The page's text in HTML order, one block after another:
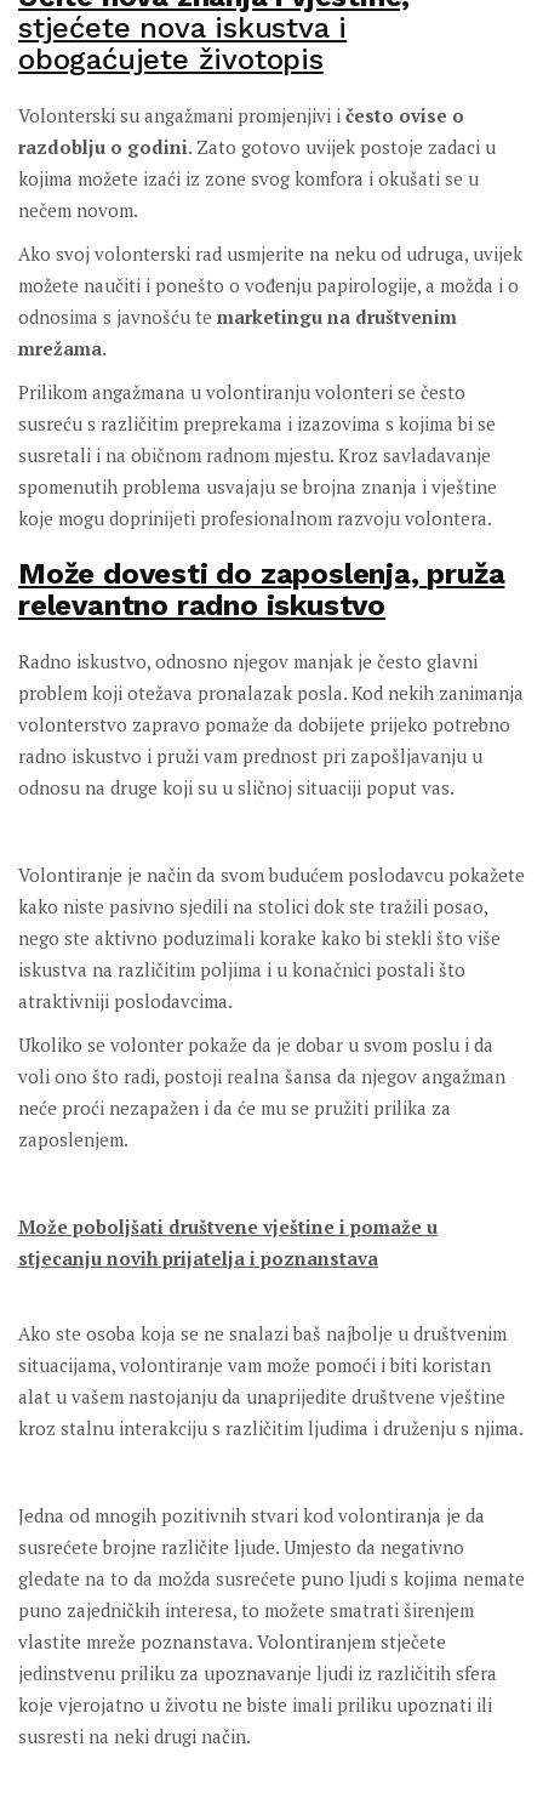
stjećete nova iskustva i
obogaćujete životopis
Volonterski su angažmani promjenjivi i često ovise o
razdoblju o godini. Zato gotovo uvijek postoje zadaci u
kojima možete izaći iz zone svog komfora i okušati se u
nečem novom.
Ako svoj volonterski rad usmjerite na neku od udruga, uvijek
možete naučiti i ponešto o vođenju papirologije, a možda i o
odnosima s javnošću te marketingu na društvenim
mrežama.
Prilikom angažmana u volontiranju volonteri se često
susreću s različitim preprekama i izazovima s kojima bi se
susretali i na običnom radnom mjestu. Kroz savladavanje
spomenutih problema usvajaju se brojna znanja i vještine
koje mogu doprinijeti profesionalnom razvoju volontera.
Može dovesti do zaposlenja, pruža
relevantno radno iskustvo
Radno iskustvo, odnosno njegov manjak je često glavni
problem koji otežava pronalazak posla. Kod nekih zanimanja
volonterstvo zapravo pomaže da dobijete prijeko potrebno
radno iskustvo i pruži vam prednost pri zapošljavanju u
odnosu na druge koji su u sličnoj situaciji poput vas.
Volontiranje je način da svom budućem poslodavcu pokažete
kako niste pasivno sjedili na stolici dok ste tražili posao,
nego ste aktivno poduzimali korake kako bi stekli što više
iskustva na različitim poljima i u konačnici postali što
atraktivniji poslodavcima.
Ukoliko se volonter pokaže da je dobar u svom poslu i da
voli ono što radi, postoji realna šansa da njegov angažman
neće proći nezapažen i da će mu se pružiti prilika za
zaposlenjem.
Može poboljšati društvene vještine i pomaže u
stjecanju novih prijatelja i poznanstava
Ako ste osoba koja se ne snalazi baš najbolje u društvenim
situacijama, volontiranje vam može pomoći i biti koristan
alat u vašem nastojanju da unaprijedite društvene vještine
kroz stalnu interakciju s različitim ljudima i druženju s njima.
Jedna od mnogih pozitivnih stvari kod volontiranja je da
susrećete brojne različite ljude. Umjesto da negativno
gledate na to da možda susrećete puno ljudi s kojima nemate
puno zajedničkih interesa, to možete smatrati širenjem
vlastite mreže poznanstava. Volontiranjem stječete
jedinstvenu priliku za upoznavanje ljudi iz različitih sfera
koje vjerojatno u životu ne biste imali priliku upoznati ili
susresti na neki drugi način.